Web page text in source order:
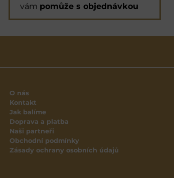
vám pomůže s objednávkou
O nás
Kontakt
Jak balíme
Doprava a platba
Naši partneři
Obchodní podmínky
Zásady ochrany osobních údajů